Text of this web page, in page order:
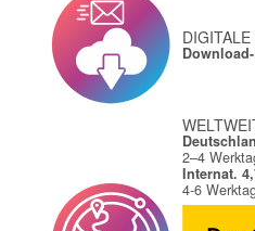
2–4
Internat.
4-6